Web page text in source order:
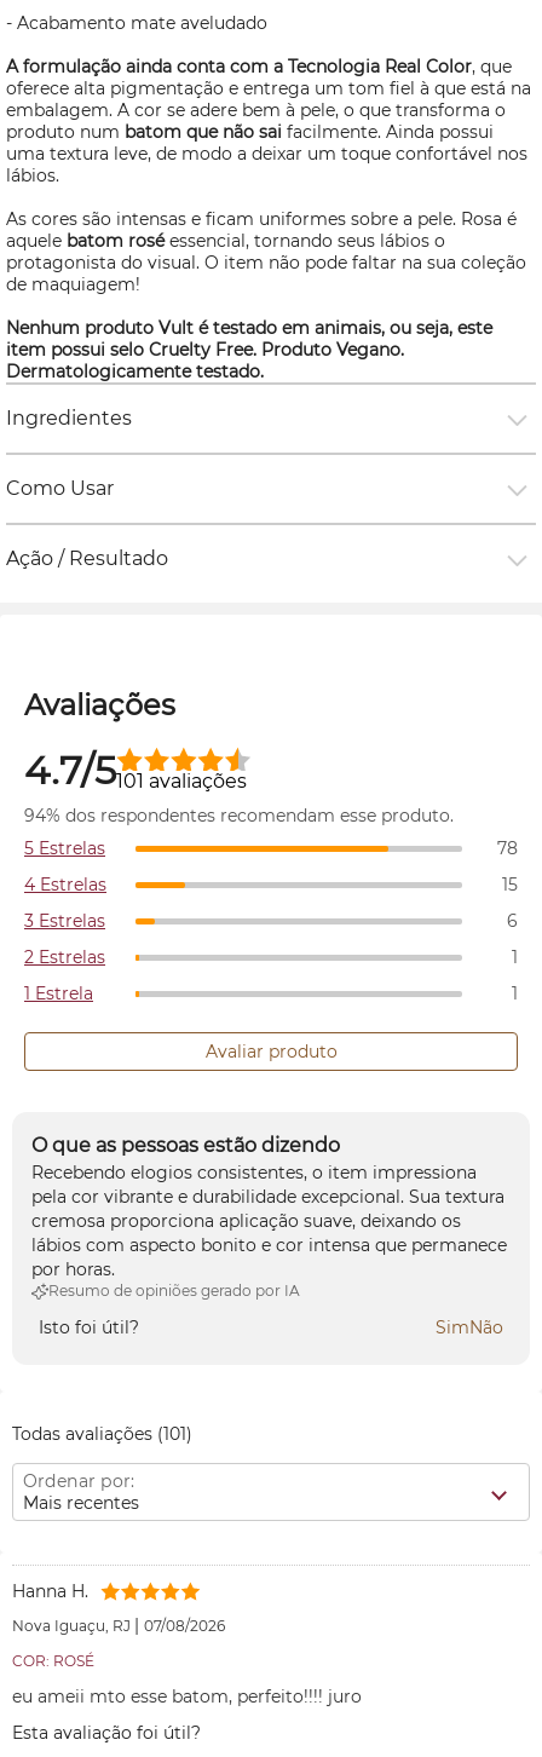
- Acabamento mate aveludado
A formulação ainda conta com a Tecnologia Real Color, que
oferece alta pigmentação e entrega um tom fiel à que está na
embalagem. A cor se adere bem à pele, o que transforma o
produto num batom que não sai facilmente. Ainda possui
uma textura leve, de modo a deixar um toque confortável nos
lábios.
As cores são intensas e ficam uniformes sobre a pele. Rosa é
aquele batom roséessencial, tornando seus lábios o
protagonista do visual. O item não pode faltar na sua coleção
de maquiagem!
Nenhum produto Vult é testado em animais, ou seja, este
item possui selo Cruelty Free. Produto Vegano.
Dermatologicamente testado.
Ingredientes
Como Usar
Ação / Resultado
Avaliações
4.7/5101 avaliações
94% dos respondentes recomendam esse produto.
5 Estrelas
78
4 Estrelas
15
3 Estrelas
6
2 Estrelas
1
1 Estrela
1
Avaliar produto
O que as pessoas estão dizendo
Recebendo elogios consistentes, o item impressiona
pela cor vibrante e durabilidade excepcional. Sua textura
cremosa proporciona aplicação suave, deixando os
lábios com aspecto bonito e cor intensa que permanece
por horas.
Resumo de opiniões gerado por IA
Isto foi útil? SimNão
Todas avaliações (101)
Ordenar por:
Mais recentes
Hanna H.
Nova Iguaçu, RJ | 07/08/2026
COR: ROSÉ
eu ameii mto esse batom, perfeito!!!! juro
Esta avaliação foi útil?